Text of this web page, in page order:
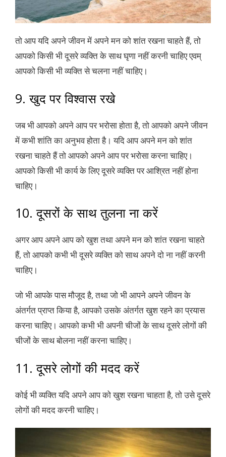
तो आप यदि अपने जीवन में अपने मन को शांत रखना चाहते हैं, तो
आपको किसी भी दूसरे व्यक्ति के साथ घृणा नहीं करनी चाहिए एवम्
आपको किसी भी व्यक्ति से चलना नहीं चाहिए।
9. खुद पर विश्वास रखे
जब भी आपको अपने आप पर भरोसा होता है, तो आपको अपने जीवन
में कभी शांति का अनुभव होता है। यदि आप अपने मन को शांत
रखना चाहते हैं तो आपको अपने आप पर भरोसा करना चाहिए।
आपको किसी भी कार्य के लिए दूसरे व्यक्ति पर आश्रित नहीं होना
चाहिए।
10. दूसरों के साथ तुलना ना करें
अगर आप अपने आप को खुश तथा अपने मन को शांत रखना चाहते
हैं, तो आपको कभी भी दूसरे व्यक्ति को साथ अपने दो ना नहीं करनी
चाहिए।
जो भी आपके पास मौजूद है, तथा जो भी आपने अपने जीवन के
अंतर्गत प्राप्त किया है, आपको उसके अंतर्गत खुश रहने का प्रयास
करना चाहिए। आपको कभी भी अपनी चीजों के साथ दूसरे लोगों की
चीजों के साथ बोलना नहीं करना चाहिए।
11. दूसरे लोगों की मदद करें
कोई भी व्यक्ति यदि अपने आप को खुश रखना चाहता है, तो उसे दूसरे
लोगों की मदद करनी चाहिए।